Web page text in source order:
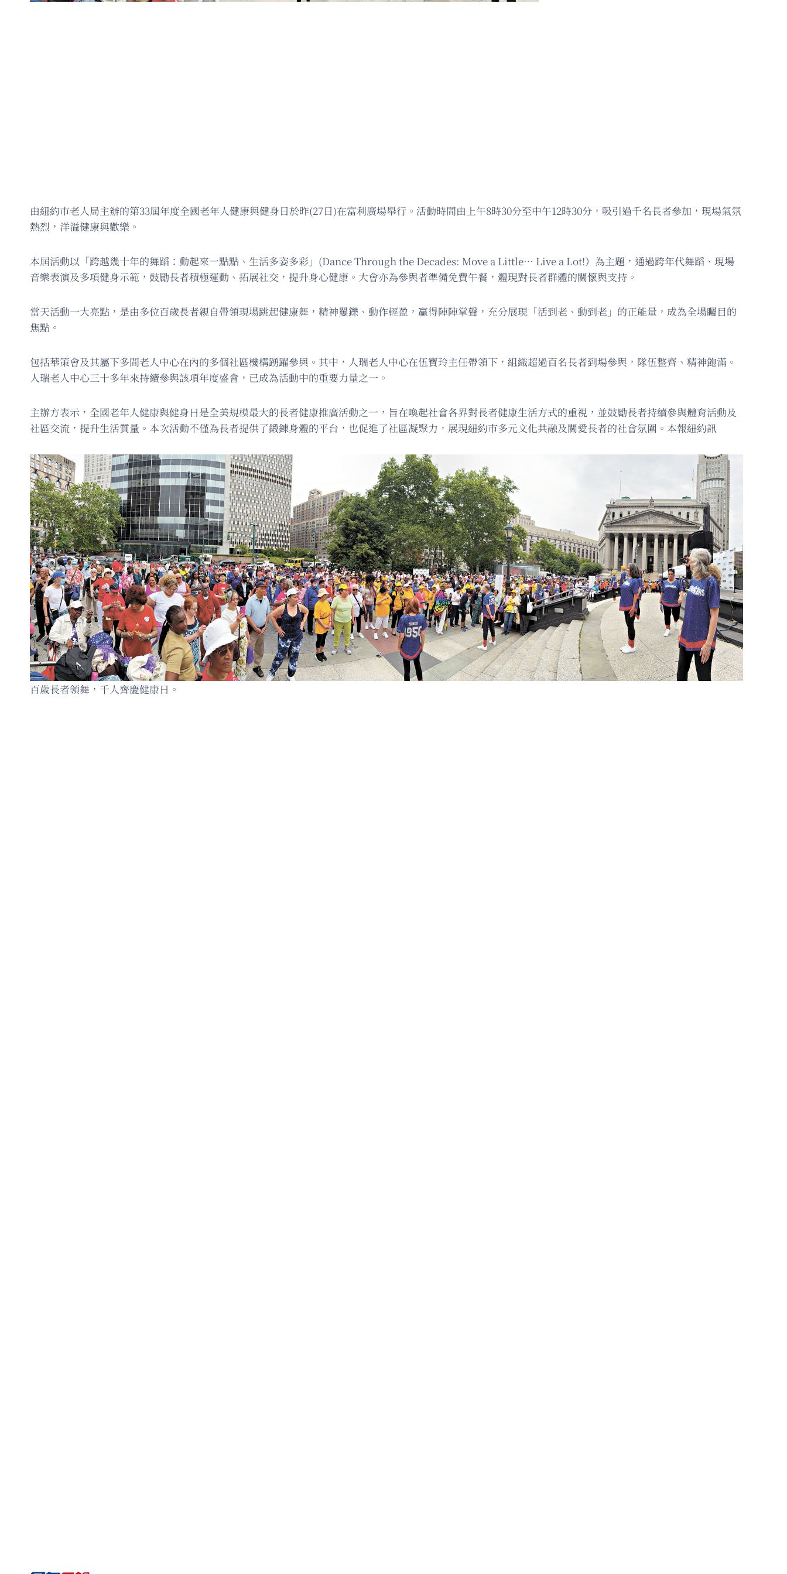
由紐約市老人局主辦的第33屆年度全國老年人健康與健身日於昨(27日)在富利廣場舉行。活動時間由上午8時30分至中午12時30分，吸引過千名長者參加，現場氣氛
熱烈，洋溢健康與歡樂。
本屆活動以「跨越幾十年的舞蹈：動起來一點點、生活多姿多彩」(Dance Through the Decades: Move a Little… Live a Lot!）為主題，通過跨年代舞蹈、現場
音樂表演及多項健身示範，鼓勵長者積極運動、拓展社交，提升身心健康。大會亦為參與者準備免費午餐，體現對長者群體的關懷與支持。
當天活動一大亮點，是由多位百歲長者親自帶領現場跳起健康舞，精神矍鑠、動作輕盈，贏得陣陣掌聲，充分展現「活到老、動到老」的正能量，成為全場矚目的
焦點。
包括華策會及其屬下多間老人中心在內的多個社區機構踴躍參與。其中，人瑞老人中心在伍寶玲主任帶領下，組織超過百名長者到場參與，隊伍整齊、精神飽滿。
人瑞老人中心三十多年來持續參與該項年度盛會，已成為活動中的重要力量之一。
主辦方表示，全國老年人健康與健身日是全美規模最大的長者健康推廣活動之一，旨在喚起社會各界對長者健康生活方式的重視，並鼓勵長者持續參與體育活動及
社區交流，提升生活質量。本次活動不僅為長者提供了鍛鍊身體的平台，也促進了社區凝聚力，展現紐約市多元文化共融及關愛長者的社會氛圍。本報紐約訊
百歲長者領舞，千人齊慶健康日。